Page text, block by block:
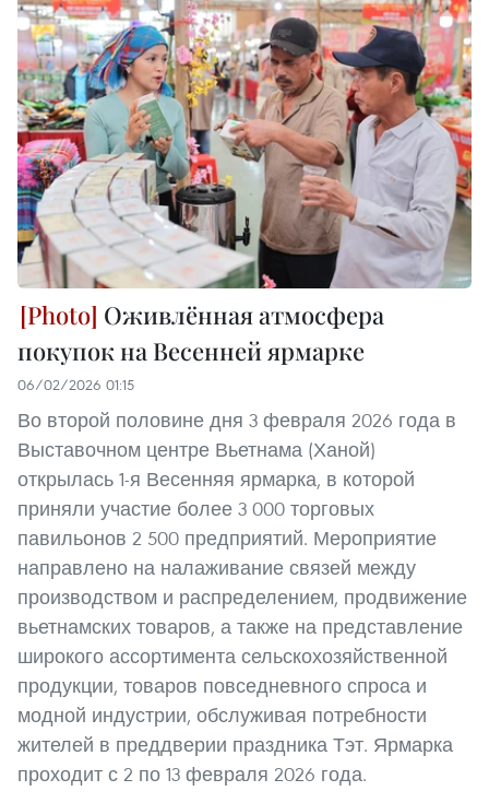
Оживлённая атмосфера
покупок на Весенней ярмарке
06/02/2026 01:15
Во второй половине дня 3 февраля 2026 года в
Выставочном центре Вьетнама (Ханой)
открылась 1-я Весенняя ярмарка, в которой
приняли участие более 3 000 торговых
павильонов 2 500 предприятий. Мероприятие
направлено на налаживание связей между
производством и распределением, продвижение
вьетнамских товаров, а также на представление
широкого ассортимента сельскохозяйственной
продукции, товаров повседневного спроса и
модной индустрии, обслуживая потребности
жителей в преддверии праздника Тэт. Ярмарка
проходит с 2 по 13 февраля 2026 года.